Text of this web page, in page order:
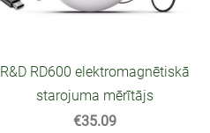
R&D RD600 elektromagnētiskā
starojuma mērītājs
€35.09